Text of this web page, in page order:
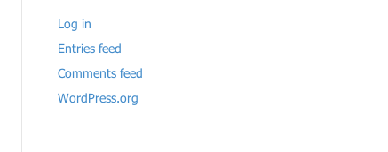
Log in
Entries feed
Comments feed
WordPress.org